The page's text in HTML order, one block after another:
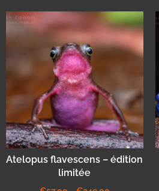
Atelopus flavescens – édition
limitée